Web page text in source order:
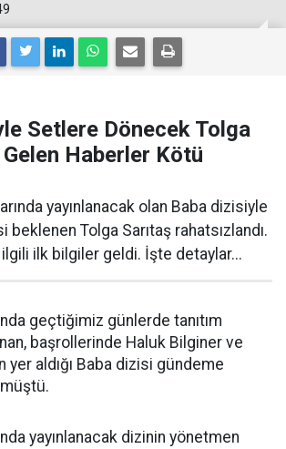
Setlere Dönecek Tolga
Haberler Kötü
yayınlanacak olan Baba dizisiyle
Tolga Sarıtaş rahatsızlandı.
ilgili ilk bilgiler geldi. İşte detaylar...
geçtiğimiz günlerde tanıtım
başrollerinde Haluk Bilginer ve
yer aldığı Baba dizisi gündeme
yayınlanacak dizinin yönetmen